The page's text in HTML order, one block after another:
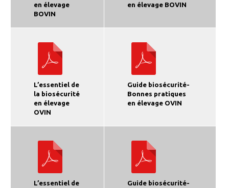
en élevage
BOVIN
en élevage BOVIN
L’essentiel de
la biosécurité
en élevage
OVIN
Guide biosécurité-
Bonnes pratiques
en élevage OVIN
L’essentiel de
Guide biosécurité-